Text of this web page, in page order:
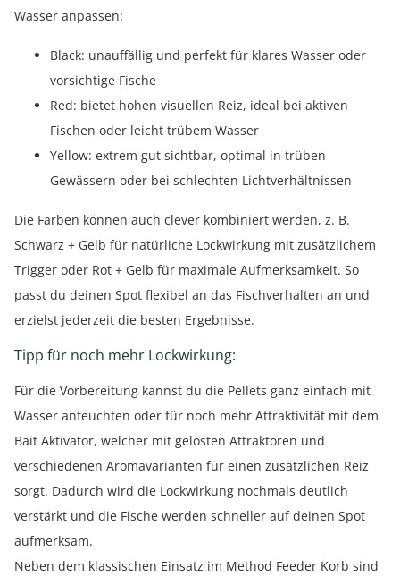
Wasser anpassen:
Black: unauffällig und perfekt für klares Wasser oder
vorsichtige Fische
Red: bietet hohen visuellen Reiz, ideal bei aktiven
Fischen oder leicht trübem Wasser
Yellow: extrem gut sichtbar, optimal in trüben
Gewässern oder bei schlechten Lichtverhältnissen
Die Farben können auch clever kombiniert werden, z. B.
Schwarz + Gelb für natürliche Lockwirkung mit zusätzlichem
Trigger oder Rot + Gelb für maximale Aufmerksamkeit. So
passt du deinen Spot flexibel an das Fischverhalten an und
erzielst jederzeit die besten Ergebnisse.
Tipp für noch mehr Lockwirkung:
Für die Vorbereitung kannst du die Pellets ganz einfach mit
Wasser anfeuchten oder für noch mehr Attraktivität mit dem
Bait Aktivator, welcher mit gelösten Attraktoren und
verschiedenen Aromavarianten für einen zusätzlichen Reiz
sorgt. Dadurch wird die Lockwirkung nochmals deutlich
verstärkt und die Fische werden schneller auf deinen Spot
aufmerksam.
Neben dem klassischen Einsatz im Method Feeder Korb sind